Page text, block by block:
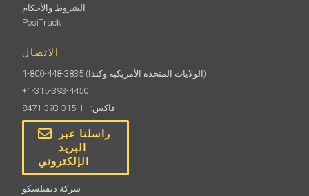
الشروط والأحكام
PosiTrack
الاتصال
1-800-448-3835
(الولايات المتحدة الأمريكية وكندا)
+1-315-393-4450
فاكس: +1-315-393-8471
راسلنا عبر
البريد
الإلكتروني
شركة ديفيلسكو